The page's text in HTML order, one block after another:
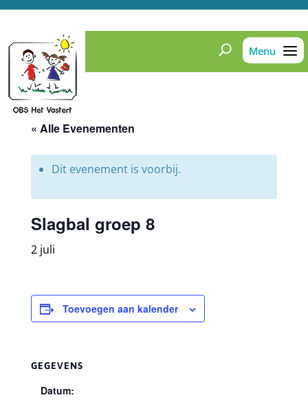
« Alle Evenementen
Dit evenement is voorbij.
Slagbal groep 8
2 juli
Toevoegen aan kalender
GEGEVENS
Datum: